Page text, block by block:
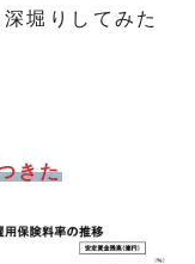
堀りしてみた
きた